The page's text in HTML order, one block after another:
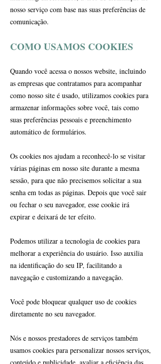
nosso serviço com base nas suas preferências de
comunicação.
COMO USAMOS COOKIES
Quando você acessa o nossos website, incluindo
as empresas que contratamos para acompanhar
como nosso site é usado, utilizamos cookies para
armazenar informações sobre você, tais como
suas preferências pessoais e preenchimento
automático de formulários.
Os cookies nos ajudam a reconhecê-lo se visitar
várias páginas em nosso site durante a mesma
sessão, para que não precisemos solicitar a sua
senha em todas as páginas. Depois que você sair
ou fechar o seu navegador, esse cookie irá
expirar e deixará de ter efeito.
Podemos utilizar a tecnologia de cookies para
melhorar a experiência do usuário. Isso auxilia
na identificação do seu IP, facilitando a
navegação e customizando a navegação.
Você pode bloquear qualquer uso de cookies
diretamente no seu navegador.
Nós e nossos prestadores de serviços também
usamos cookies para personalizar nossos serviços,